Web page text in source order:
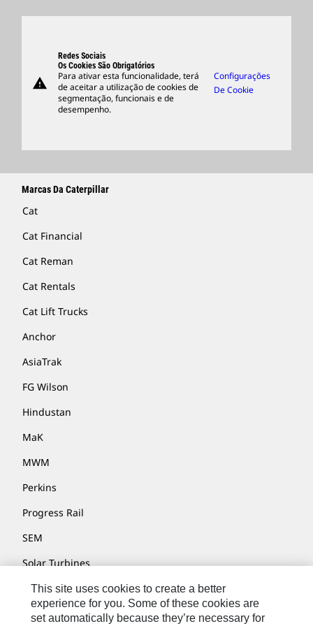
Suporte
Merchandise
Encontrar Um Revendedor
warning
Redes Sociais
Os Cookies São Obrigatórios
Para ativar esta funcionalidade, terá
de aceitar a utilização de cookies de
segmentação, funcionais e de
desempenho.
Configurações
De Cookie
Marcas Da Caterpillar
Cat
Cat Financial
Cat Reman
Cat Rentals
Cat Lift Trucks
Anchor
AsiaTrak
FG Wilson
Hindustan
MaK
MWM
Perkins
Progress Rail
SEM
Solar Turbines
SPM Oil & Gas
Turner Powertrain Systems
This site uses cookies to create a better
experience for you. Some of these cookies are
set automatically because they’re necessary for